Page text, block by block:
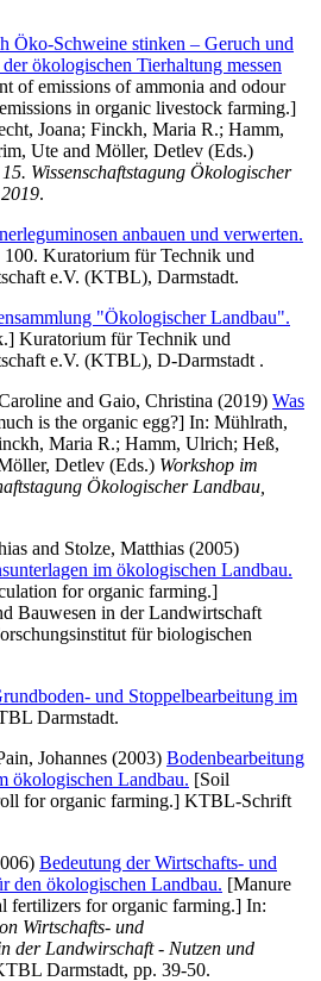
Öko-Schweine stinken – Geruch und
ökologischen Tierhaltung messen
of emissions of ammonia and odour
in organic livestock farming.]
Joana; Finckh, Maria R.; Hamm,
Ute and Möller, Detlev (Eds.)
Wissenschaftstagung Ökologischer
.
anbauen und verwerten.
Kuratorium für Technik und
e.V. (KTBL), Darmstadt.
"Ökologischer Landbau".
Kuratorium für Technik und
e.V. (KTBL), D-Darmstadt .
and Gaio, Christina (2019) Was
is the organic egg?] In: Mühlrath,
Maria R.; Hamm, Ulrich; Heß,
Detlev (Eds.) Workshop im
Ökologischer Landbau,
and Stolze, Matthias (2005)
im ökologischen Landbau.
for organic farming.]
Bauwesen in der Landwirtschaft
für biologischen
und Stoppelbearbeitung im
Darmstadt.
Johannes (2003) Bodenbearbeitung
ökologischen Landbau. [Soil
for organic farming.] KTBL-Schrift
Bedeutung der Wirtschafts- und
den ökologischen Landbau. [Manure
fertilizers for organic farming.] In:
Wirtschafts- und
der Landwirschaft - Nutzen und
Darmstadt, pp. 39-50.